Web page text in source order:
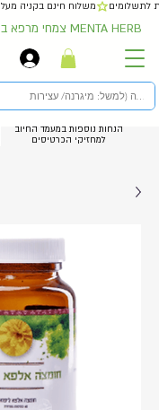
משלוח חינם בקניה מעל 500 ש״ח- אפשרות לתשלומים
צמחי מרפא בדרך הרמב״ם MENTA HERB
הנחות נוספות במעמד החיוב
למחזיקי הכרטיסים